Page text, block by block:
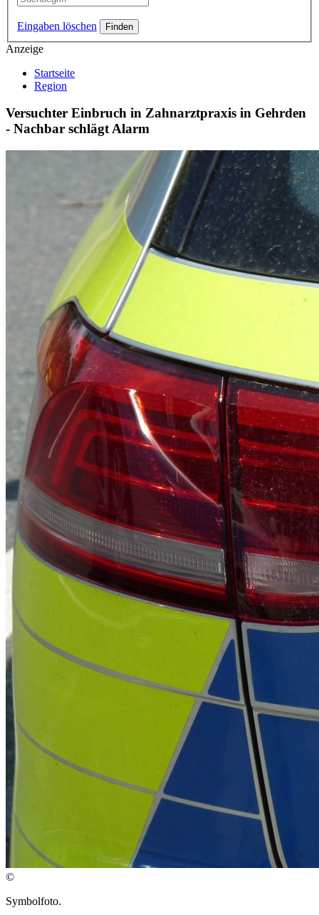
Eingaben löschen
Anzeige
Startseite
Region
Versuchter Einbruch in Zahnarztpraxis in Gehrden
- Nachbar schlägt Alarm
©
Symbolfoto.